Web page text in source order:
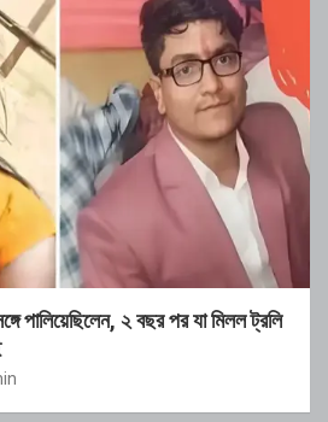
পালিয়েছিলেন, ২ বছর পর যা মিলল ট্রলি